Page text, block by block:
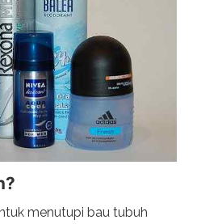
menutupi bau tubuh